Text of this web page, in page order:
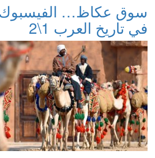
سوق عكاظ… الفيسبوك
في تاريخ العرب 1\2